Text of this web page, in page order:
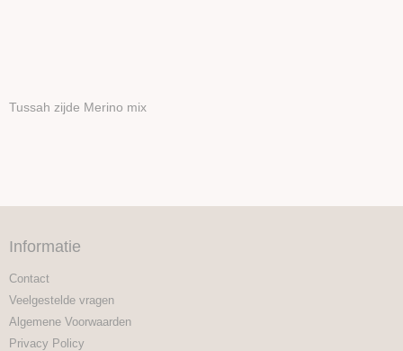
Tussah zijde Merino mix
Informatie
Contact
Veelgestelde vragen
Algemene Voorwaarden
Privacy Policy